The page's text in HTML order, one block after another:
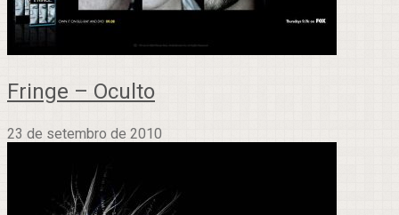
Fringe – Oculto
23 de setembro de 2010